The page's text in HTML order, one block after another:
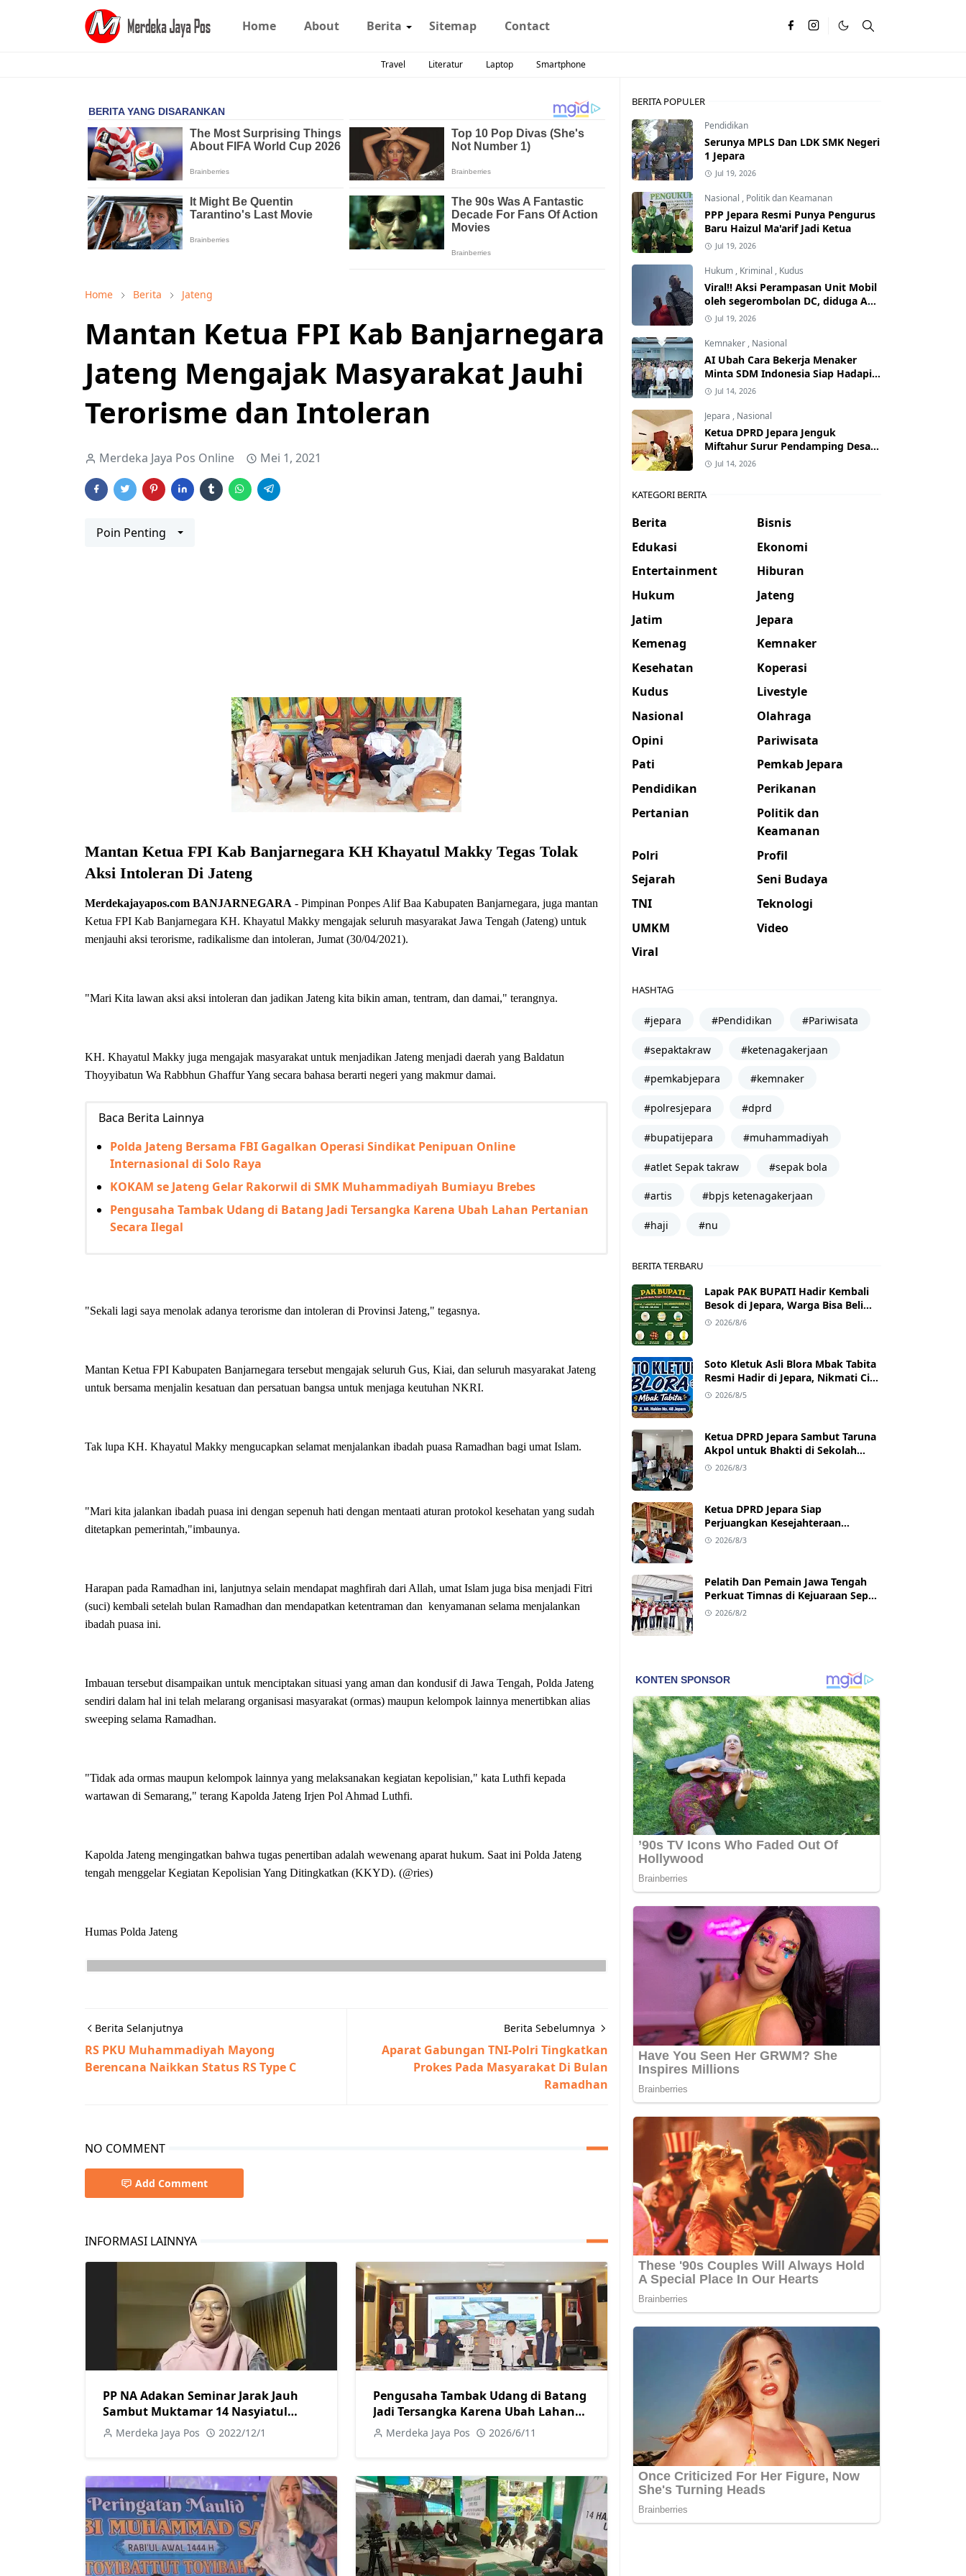
Home About Berita Sitemap Contact
Travel Literatur Laptop Smartphone
Home Berita Jateng
Mantan Ketua FPI Kab Banjarnegara
Jateng Mengajak Masyarakat Jauhi
Terorisme dan Intoleran
Merdeka Jaya Pos Online Mei 1, 2021
Poin Penting
Mantan Ketua FPI Kab Banjarnegara KH Khayatul Makky Tegas Tolak
Aksi Intoleran Di Jateng
Merdekajayapos.com BANJARNEGARA - Pimpinan Ponpes Alif Baa Kabupaten Banjarnegara, juga mantan
Ketua FPI Kab Banjarnegara KH. Khayatul Makky mengajak seluruh masyarakat Jawa Tengah (Jateng) untuk
menjauhi aksi terorisme, radikalisme dan intoleran, Jumat (30/04/2021).
"Mari Kita lawan aksi aksi intoleran dan jadikan Jateng kita bikin aman, tentram, dan damai," terangnya.
KH. Khayatul Makky juga mengajak masyarakat untuk menjadikan Jateng menjadi daerah yang Baldatun
Thoyyibatun Wa Rabbhun Ghaffur Yang secara bahasa berarti negeri yang makmur damai.
Baca Berita Lainnya
Polda Jateng Bersama FBI Gagalkan Operasi Sindikat Penipuan Online
Internasional di Solo Raya
KOKAM se Jateng Gelar Rakorwil di SMK Muhammadiyah Bumiayu Brebes
Pengusaha Tambak Udang di Batang Jadi Tersangka Karena Ubah Lahan Pertanian
Secara Ilegal
"Sekali lagi saya menolak adanya terorisme dan intoleran di Provinsi Jateng," tegasnya.
Mantan Ketua FPI Kabupaten Banjarnegara tersebut mengajak seluruh Gus, Kiai, dan seluruh masyarakat Jateng
untuk bersama menjalin kesatuan dan persatuan bangsa untuk menjaga keutuhan NKRI.
Tak lupa KH. Khayatul Makky mengucapkan selamat menjalankan ibadah puasa Ramadhan bagi umat Islam.
"Mari kita jalankan ibadah puasa ini dengan sepenuh hati dengan mentaati aturan protokol kesehatan yang sudah
ditetapkan pemerintah,"imbaunya.
Harapan pada Ramadhan ini, lanjutnya selain mendapat maghfirah dari Allah, umat Islam juga bisa menjadi Fitri
(suci) kembali setelah bulan Ramadhan dan mendapatkan ketentraman dan kenyamanan selama menjalankan
ibadah puasa ini.
Imbauan tersebut disampaikan untuk menciptakan situasi yang aman dan kondusif di Jawa Tengah, Polda Jateng
sendiri dalam hal ini telah melarang organisasi masyarakat (ormas) maupun kelompok lainnya menertibkan alias
sweeping selama Ramadhan.
"Tidak ada ormas maupun kelompok lainnya yang melaksanakan kegiatan kepolisian," kata Luthfi kepada
wartawan di Semarang," terang Kapolda Jateng Irjen Pol Ahmad Luthfi.
Kapolda Jateng mengingatkan bahwa tugas penertiban adalah wewenang aparat hukum. Saat ini Polda Jateng
tengah menggelar Kegiatan Kepolisian Yang Ditingkatkan (KKYD). (@ries)
Humas Polda Jateng
Berita Selanjutnya
RS PKU Muhammadiyah Mayong
Berencana Naikkan Status RS Type C
Berita Sebelumnya
Aparat Gabungan TNI-Polri Tingkatkan
Prokes Pada Masyarakat Di Bulan
Ramadhan
NO COMMENT
Add Comment
INFORMASI LAINNYA
PP NA Adakan Seminar Jarak Jauh
Sambut Muktamar 14 Nasyiatul
Aisyiyah
Merdeka Jaya Pos 2022/12/1
Pengusaha Tambak Udang di Batang
Jadi Tersangka Karena Ubah Lahan
Pertanian Secara Ilegal
Merdeka Jaya Pos 2026/6/11
BERITA POPULER
Pendidikan
Serunya MPLS Dan LDK SMK Negeri
1 Jepara
Jul 19, 2026
Nasional , Politik dan Keamanan
PPP Jepara Resmi Punya Pengurus
Baru Haizul Ma'arif Jadi Ketua
Jul 19, 2026
Hukum , Kriminal , Kudus
Viral!! Aksi Perampasan Unit Mobil
oleh segerombolan DC, diduga Ada
Dalangnya
Jul 19, 2026
Kemnaker , Nasional
AI Ubah Cara Bekerja Menaker
Minta SDM Indonesia Siap Hadapi
Dunia Kerja Baru
Jul 14, 2026
Jepara , Nasional
Ketua DPRD Jepara Jenguk
Miftahur Surur Pendamping Desa
yang Sakit
Jul 14, 2026
KATEGORI BERITA
Berita
Bisnis
Edukasi
Ekonomi
Entertainment
Hiburan
Hukum
Jateng
Jatim
Jepara
Kemenag
Kemnaker
Kesehatan
Koperasi
Kudus
Livestyle
Nasional
Olahraga
Opini
Pariwisata
Pati
Pemkab Jepara
Pendidikan
Perikanan
Pertanian
Politik dan
Keamanan
Polri
Profil
Sejarah
Seni Budaya
TNI
Teknologi
UMKM
Video
Viral
HASHTAG
#jepara #Pendidikan #Pariwisata
#sepaktakraw #ketenagakerjaan
#pemkabjepara #kemnaker
#polresjepara #dprd
#bupatijepara #muhammadiyah
#atlet Sepak takraw #sepak bola
#artis #bpjs ketenagakerjaan
#haji #nu
BERITA TERBARU
Lapak PAK BUPATI Hadir Kembali
Besok di Jepara, Warga Bisa Beli
Beras hingga Minyak Goreng
2026/8/6
Soto Kletuk Asli Blora Mbak Tabita
Resmi Hadir di Jepara, Nikmati Cita
Rasa Autentik Mulai Rp10 Ribu
2026/8/5
Ketua DPRD Jepara Sambut Taruna
Akpol untuk Bhakti di Sekolah
Rakyat Jepara
2026/8/3
Ketua DPRD Jepara Siap
Perjuangkan Kesejahteraan
Satlinmas Jepara
2026/8/3
Pelatih Dan Pemain Jawa Tengah
Perkuat Timnas di Kejuaraan Sepak
takraw Internasional
2026/8/2